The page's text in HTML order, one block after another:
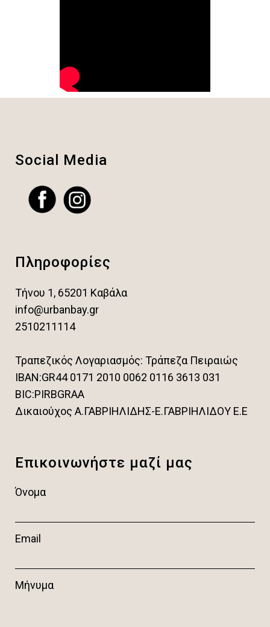
Social Media
Πληροφορίες
Τήνου 1, 65201 Καβάλα
info@urbanbay.gr
2510211114
Τραπεζικός Λογαριασμός: Τράπεζα Πειραιώς
IBAN:GR44 0171 2010 0062 0116 3613 031
BIC:PIRBGRAA
Δικαιούχος Α.ΓΑΒΡΙΗΛΙΔΗΣ-Ε.ΓΑΒΡΙΗΛΙΔΟΥ Ε.Ε
Επικοινωνήστε μαζί μας
Όνομα
Email
Μήνυμα